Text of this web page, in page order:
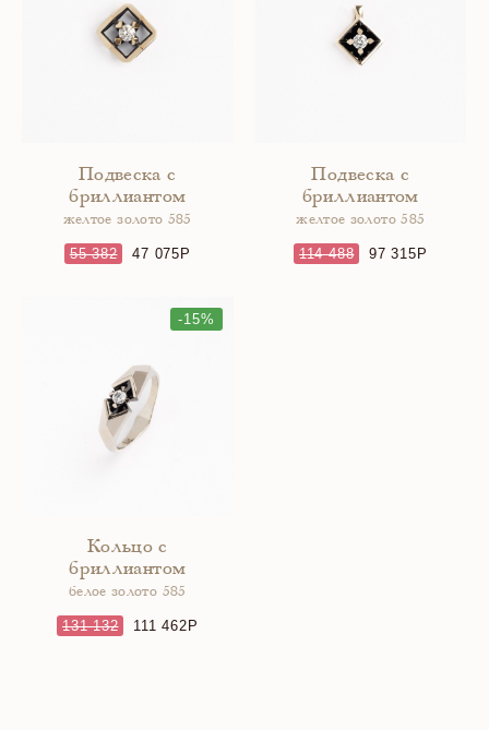
Подвеска с
бриллиантом
желтое золото 585
55 382 47 075
Подвеска с
бриллиантом
желтое золото 585
114 488 97 315
-15%
Кольцо с
бриллиантом
белое золото 585
131 132 111 462